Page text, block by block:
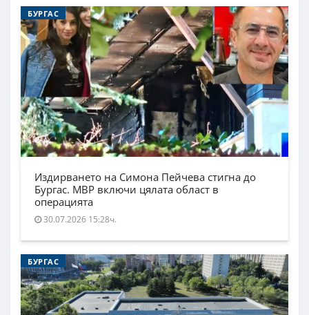
БУРГАС
Издирването на Симона Пейчева стигна до
Бургас. МВР включи цялата област в
операцията
30.07.2026 15:28ч.
БУРГАС